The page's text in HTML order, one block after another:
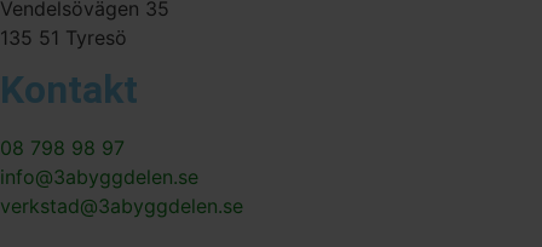
Vendelsövägen 35
135 51 Tyresö
Kontakt
08 798 98 97
info@3abyggdelen.se
verkstad@3abyggdelen.se